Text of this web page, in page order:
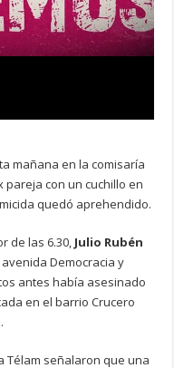
mañana en la comisaría
pareja con un cuchillo en
quedó aprehendido.
de las 6.30, Julio Rubén
Democracia y
antes había asesinado
en el barrio Crucero
Télam señalaron que una